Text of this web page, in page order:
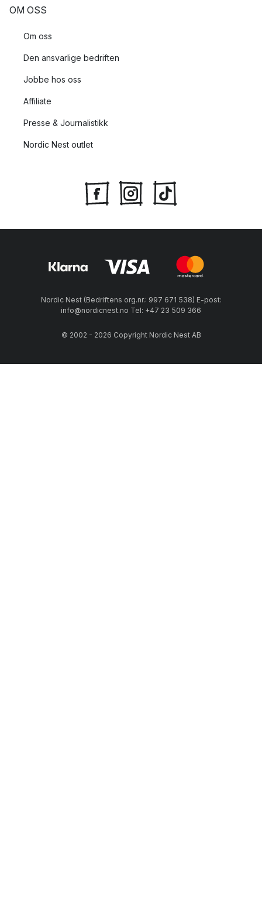
OM OSS
Om oss
Den ansvarlige bedriften
Jobbe hos oss
Affiliate
Presse & Journalistikk
Nordic Nest outlet
Nordic Nest (Bedriftens org.nr.: 997 671 538) E-post:
info@nordicnest.no Tel: +47 23 509 366
© 2002 - 2026 Copyright Nordic Nest AB